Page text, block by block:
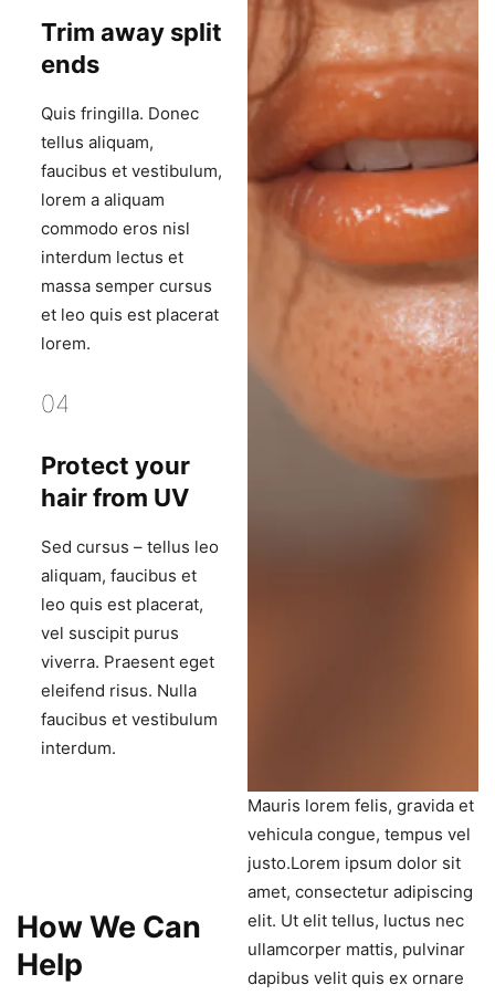
Trim away split
ends
Quis fringilla. Donec
tellus aliquam,
faucibus et vestibulum,
lorem a aliquam
commodo eros nisl
interdum lectus et
massa semper cursus
et leo quis est placerat
lorem.
04
Protect your
hair from UV
Sed cursus – tellus leo
aliquam, faucibus et
leo quis est placerat,
vel suscipit purus
viverra. Praesent eget
eleifend risus. Nulla
faucibus et vestibulum
interdum.
How We Can
Help
Mauris lorem felis, gravida et
vehicula congue, tempus vel
justo.Lorem ipsum dolor sit
amet, consectetur adipiscing
elit. Ut elit tellus, luctus nec
ullamcorper mattis, pulvinar
dapibus velit quis ex ornare